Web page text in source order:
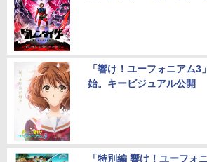
「響け！ユーフォニアム3
始。キービジュアル公開
「特別編 響け！ユーフォ